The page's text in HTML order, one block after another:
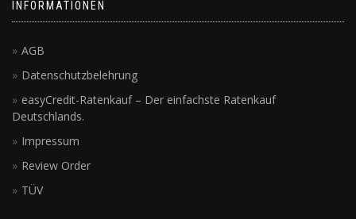
INFORMATIONEN
AGB
Datenschutzbelehrung
easyCredit-Ratenkauf – Der einfachste Ratenkauf
Deutschlands.
Impressum
Review Order
TÜV